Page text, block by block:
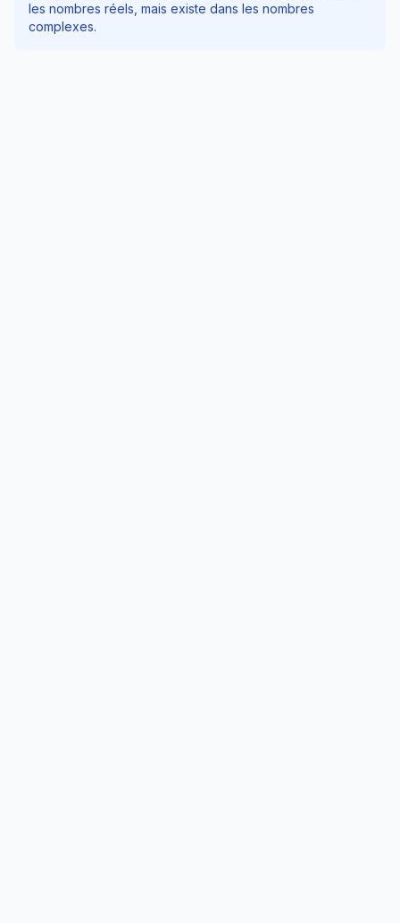
les nombres réels, mais existe dans les nombres
complexes.